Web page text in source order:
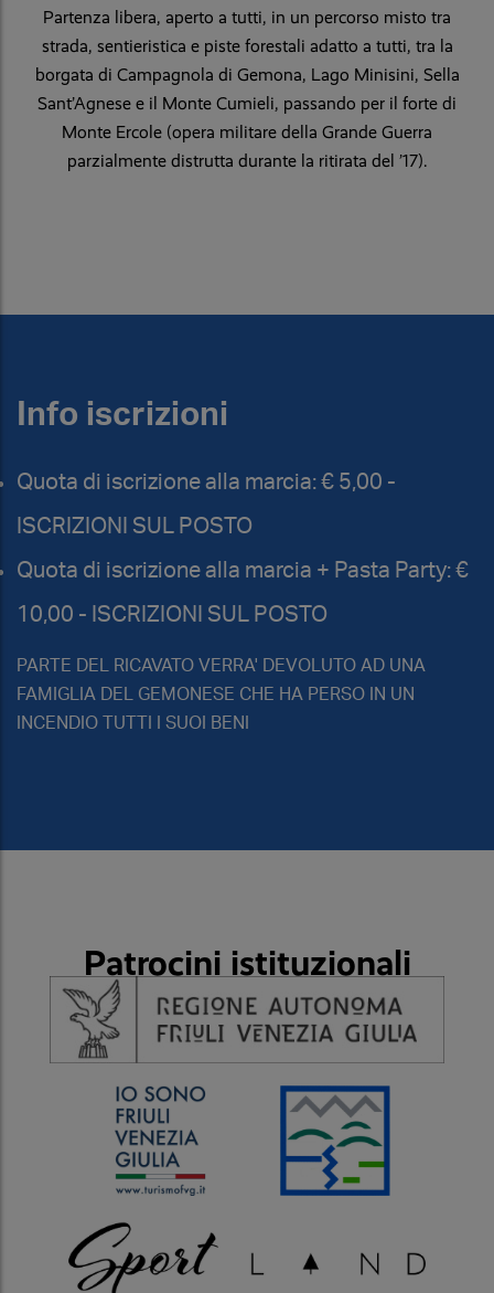
Partenza libera, aperto a tutti, in un percorso misto tra
strada, sentieristica e piste forestali adatto a tutti, tra la
borgata di Campagnola di Gemona, Lago Minisini, Sella
Sant’Agnese e il Monte Cumieli, passando per il forte di
Monte Ercole (opera militare della Grande Guerra
parzialmente distrutta durante la ritirata del ’17).
Info iscrizioni
Quota di iscrizione alla marcia: € 5,00 -
ISCRIZIONI SUL POSTO
Quota di iscrizione alla marcia + Pasta Party: €
10,00 - ISCRIZIONI SUL POSTO
PARTE DEL RICAVATO VERRA' DEVOLUTO AD UNA
FAMIGLIA DEL GEMONESE CHE HA PERSO IN UN
INCENDIO TUTTI I SUOI BENI
Patrocini istituzionali